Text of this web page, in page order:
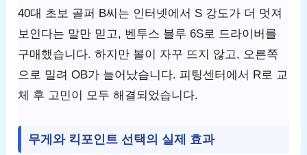
40대 초보 골퍼 B씨는 인터넷에서 S 강도가 더 멋져
보인다는 말만 믿고, 벤투스 블루 6S로 드라이버를
구매했습니다. 하지만 볼이 자꾸 뜨지 않고, 오른쪽
으로 밀려 OB가 늘어났습니다. 피팅센터에서 R로 교
체 후 고민이 모두 해결되었습니다.
무게와 킥포인트 선택의 실제 효과